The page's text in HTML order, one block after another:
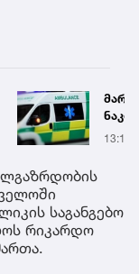
13:15
საგანგებო
რიკარდო